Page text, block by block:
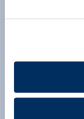
Leren in de